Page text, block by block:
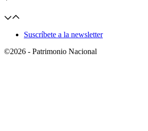
Suscríbete a la newsletter
©2026 - Patrimonio Nacional